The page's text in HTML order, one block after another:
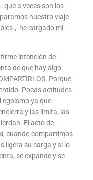
que a veces son los
nuestro viaje
, he cargado mi
intención de
de que hay algo
Porque
Pocas actitudes
egoísmo ya que
y las limita, las
El acto de
cuando compartimos
ligera su carga y si lo
se expande y se